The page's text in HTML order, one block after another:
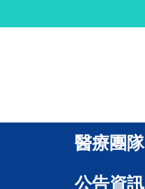
醫療團隊
公告資訊